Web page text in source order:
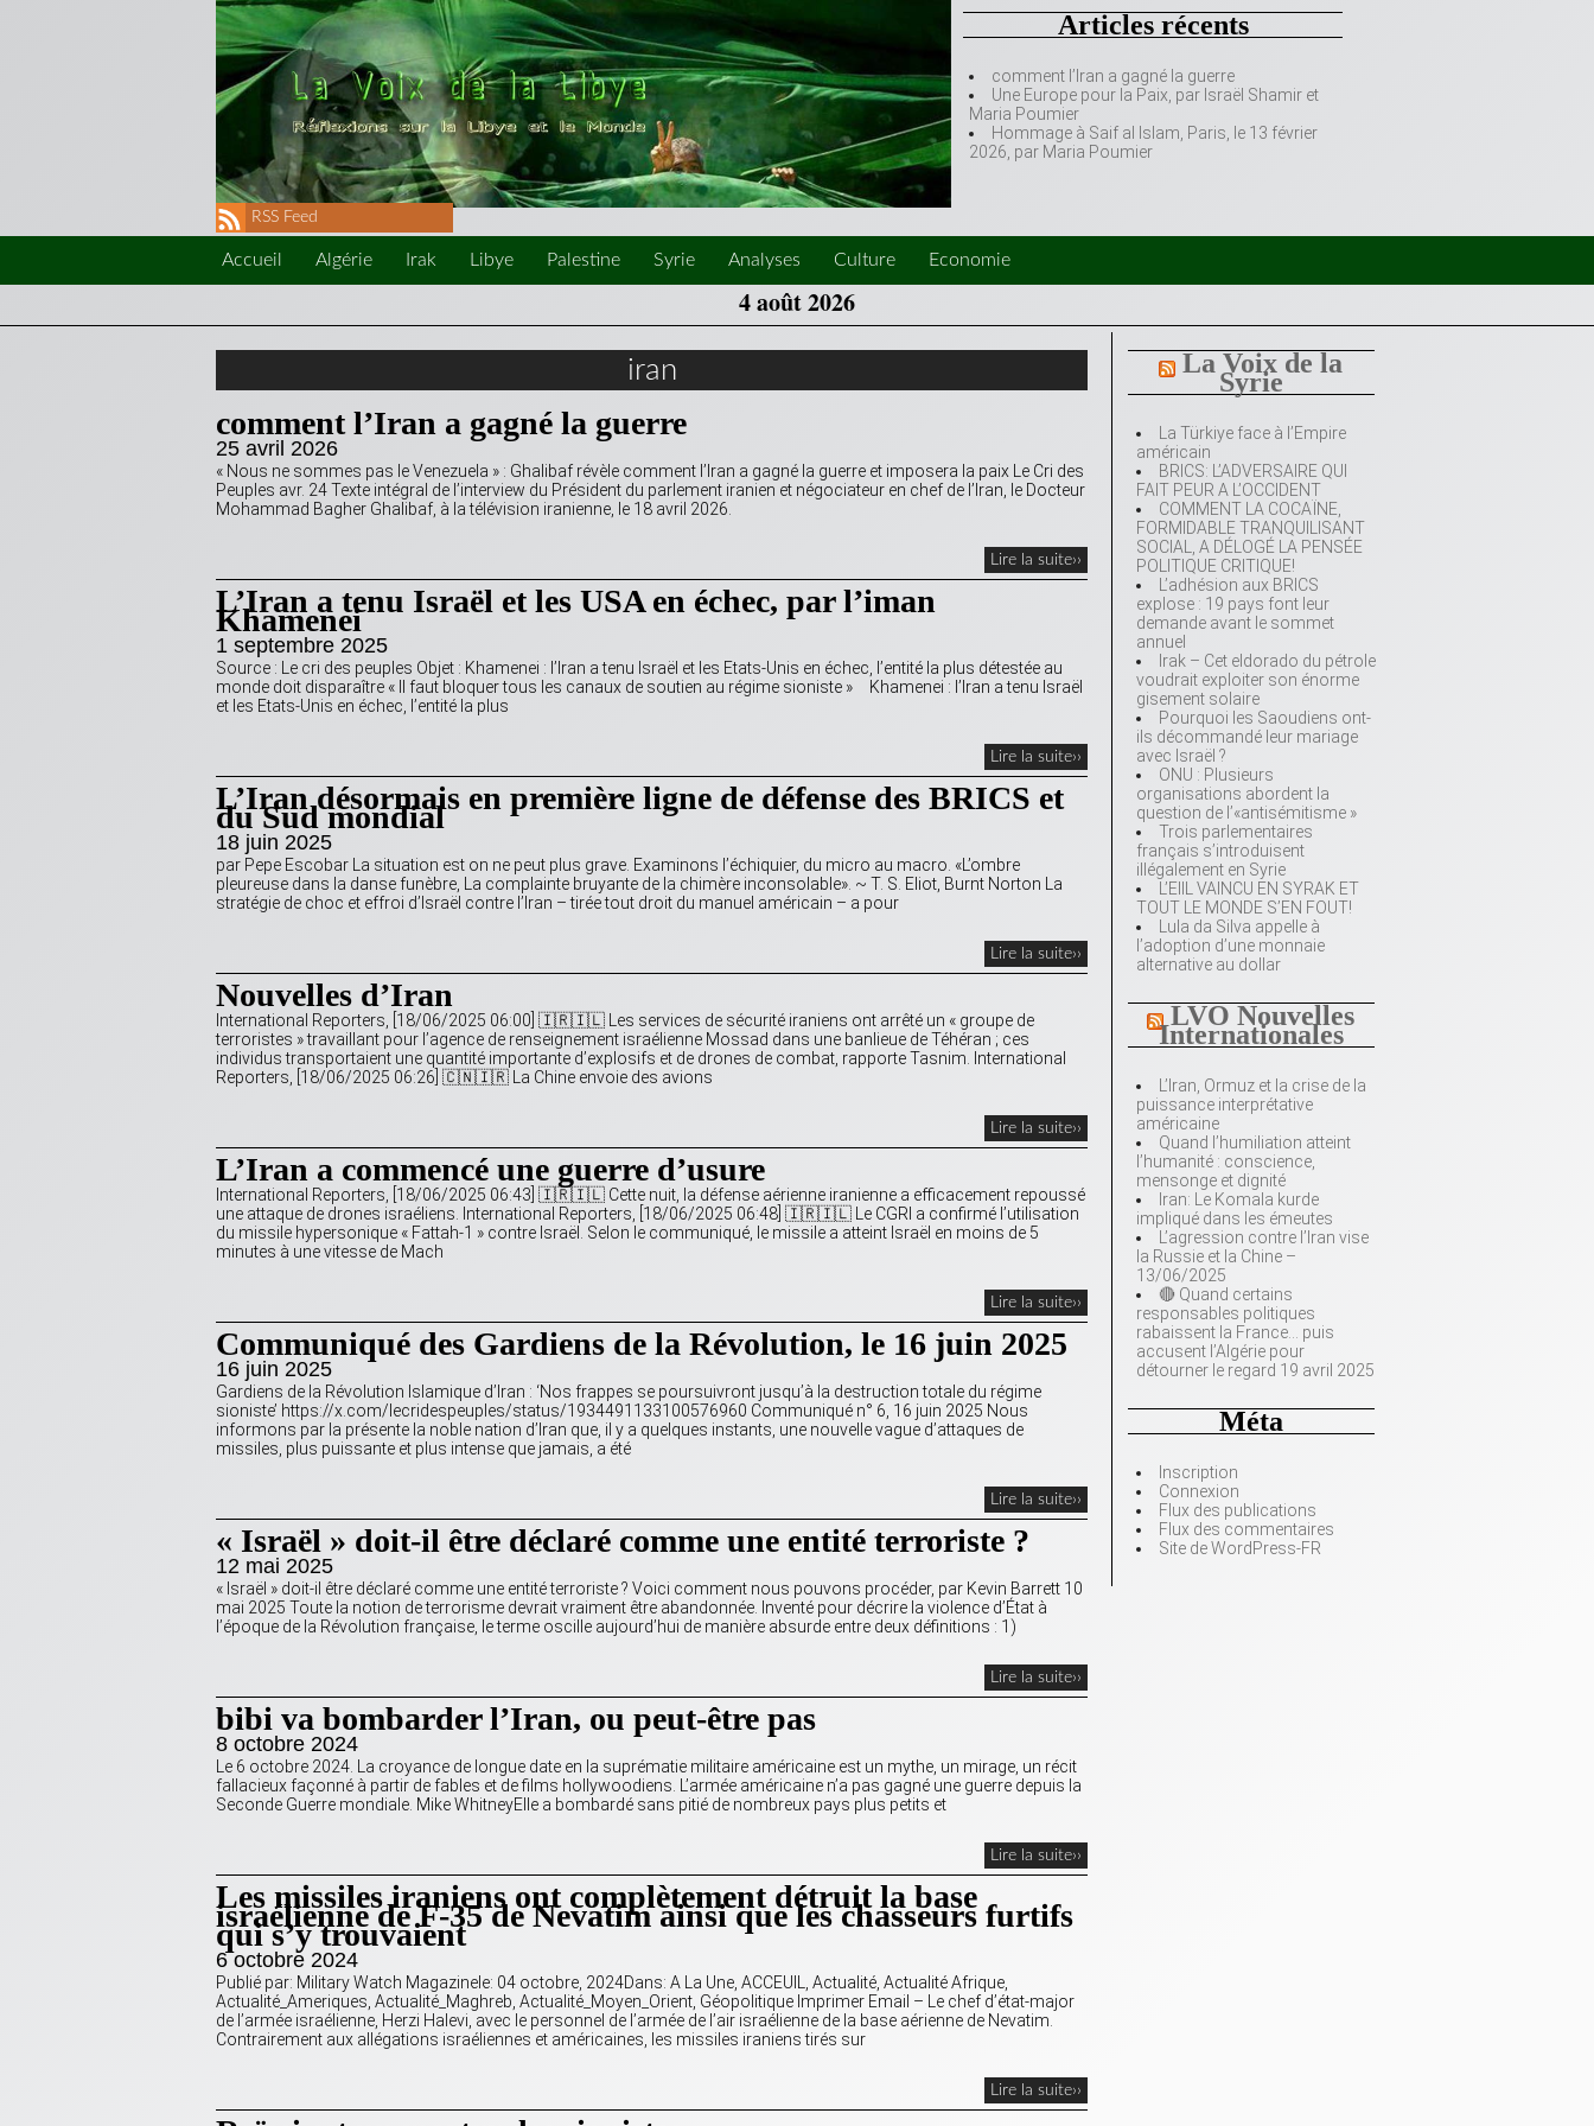
Articles récents
comment l’Iran a gagné la guerre
Une Europe pour la Paix, par Israël Shamir et
Maria Poumier
Hommage à Saif al Islam, Paris, le 13 février
2026, par Maria Poumier
RSS Feed
Accueil Algérie Irak Libye Palestine Syrie Analyses Culture Economie
4 août 2026
La Voix de la
Syrie
La Türkiye face à l’Empire
américain
BRICS: L’ADVERSAIRE QUI
FAIT PEUR A L’OCCIDENT
COMMENT LA COCAÏNE,
FORMIDABLE TRANQUILISANT
SOCIAL, A DÉLOGÉ LA PENSÉE
POLITIQUE CRITIQUE!
L’adhésion aux BRICS
explose : 19 pays font leur
demande avant le sommet
annuel
Irak – Cet eldorado du pétrole
voudrait exploiter son énorme
gisement solaire
Pourquoi les Saoudiens ont-
ils décommandé leur mariage
avec Israël ?
ONU : Plusieurs
organisations abordent la
question de l’«antisémitisme »
Trois parlementaires
français s’introduisent
illégalement en Syrie
L’EIIL VAINCU EN SYRAK ET
TOUT LE MONDE S’EN FOUT!
Lula da Silva appelle à
l’adoption d’une monnaie
alternative au dollar
LVO Nouvelles
Internationales
L’Iran, Ormuz et la crise de la
puissance interprétative
américaine
Quand l’humiliation atteint
l’humanité : conscience,
mensonge et dignité
Iran: Le Komala kurde
impliqué dans les émeutes
L’agression contre l’Iran vise
la Russie et la Chine –
13/06/2025
🔴 Quand certains
responsables politiques
rabaissent la France… puis
accusent l’Algérie pour
détourner le regard 19 avril 2025
Méta
Inscription
Connexion
Flux des publications
Flux des commentaires
Site de WordPress-FR
iran
comment l’Iran a gagné la guerre
25 avril 2026
« Nous ne sommes pas le Venezuela » : Ghalibaf révèle comment l’Iran a gagné la guerre et imposera la paix Le Cri des
Peuples avr. 24 Texte intégral de l’interview du Président du parlement iranien et négociateur en chef de l’Iran, le Docteur
Mohammad Bagher Ghalibaf, à la télévision iranienne, le 18 avril 2026.
Lire la suite››
L’Iran a tenu Israël et les USA en échec, par l’iman
Khamenei
1 septembre 2025
Source : Le cri des peuples Objet : Khamenei : l’Iran a tenu Israël et les Etats-Unis en échec, l’entité la plus détestée au
monde doit disparaître « Il faut bloquer tous les canaux de soutien au régime sioniste »͏ ͏͏͏͏͏ Khamenei : l’Iran a tenu Israël
et les Etats-Unis en échec, l’entité la plus
Lire la suite››
L’Iran désormais en première ligne de défense des BRICS et
du Sud mondial
18 juin 2025
par Pepe Escobar La situation est on ne peut plus grave. Examinons l’échiquier, du micro au macro. «L’ombre
pleureuse dans la danse funèbre, La complainte bruyante de la chimère inconsolable». ~ T. S. Eliot, Burnt Norton La
stratégie de choc et effroi d’Israël contre l’Iran – tirée tout droit du manuel américain – a pour
Lire la suite››
Nouvelles d’Iran
International Reporters, [18/06/2025 06:00] 🇮🇷🇮🇱 Les services de sécurité iraniens ont arrêté un « groupe de
terroristes » travaillant pour l’agence de renseignement israélienne Mossad dans une banlieue de Téhéran ; ces
individus transportaient une quantité importante d’explosifs et de drones de combat, rapporte Tasnim. International
Reporters, [18/06/2025 06:26] 🇨🇳🇮🇷 La Chine envoie des avions
Lire la suite››
L’Iran a commencé une guerre d’usure
International Reporters, [18/06/2025 06:43] 🇮🇷🇮🇱 Cette nuit, la défense aérienne iranienne a efficacement repoussé
une attaque de drones israéliens. International Reporters, [18/06/2025 06:48] 🇮🇷🇮🇱 Le CGRI a confirmé l’utilisation
du missile hypersonique « Fattah-1 » contre Israël. Selon le communiqué, le missile a atteint Israël en moins de 5
minutes à une vitesse de Mach
Lire la suite››
Communiqué des Gardiens de la Révolution, le 16 juin 2025
16 juin 2025
Gardiens de la Révolution Islamique d’Iran : ‘Nos frappes se poursuivront jusqu’à la destruction totale du régime
sioniste’ https://x.com/lecridespeuples/status/1934491133100576960 Communiqué n° 6, 16 juin 2025 Nous
informons par la présente la noble nation d’Iran que, il y a quelques instants, une nouvelle vague d’attaques de
missiles, plus puissante et plus intense que jamais, a été
Lire la suite››
« Israël » doit-il être déclaré comme une entité terroriste ?
12 mai 2025
« Israël » doit-il être déclaré comme une entité terroriste ? Voici comment nous pouvons procéder, par Kevin Barrett 10
mai 2025 Toute la notion de terrorisme devrait vraiment être abandonnée. Inventé pour décrire la violence d’État à
l’époque de la Révolution française, le terme oscille aujourd’hui de manière absurde entre deux définitions : 1)
Lire la suite››
bibi va bombarder l’Iran, ou peut-être pas
8 octobre 2024
Le 6 octobre 2024. La croyance de longue date en la suprématie militaire américaine est un mythe, un mirage, un récit
fallacieux façonné à partir de fables et de films hollywoodiens. L’armée américaine n’a pas gagné une guerre depuis la
Seconde Guerre mondiale. Mike WhitneyElle a bombardé sans pitié de nombreux pays plus petits et
Lire la suite››
Les missiles iraniens ont complètement détruit la base
israélienne de F-35 de Nevatim ainsi que les chasseurs furtifs
qui s’y trouvaient
6 octobre 2024
Publié par: Military Watch Magazinele: 04 octobre, 2024Dans: A La Une, ACCEUIL, Actualité, Actualité Afrique,
Actualité_Ameriques, Actualité_Maghreb, Actualité_Moyen_Orient, Géopolitique Imprimer Email – Le chef d’état-major
de l’armée israélienne, Herzi Halevi, avec le personnel de l’armée de l’air israélienne de la base aérienne de Nevatim.
Contrairement aux allégations israéliennes et américaines, les missiles iraniens tirés sur
Lire la suite››